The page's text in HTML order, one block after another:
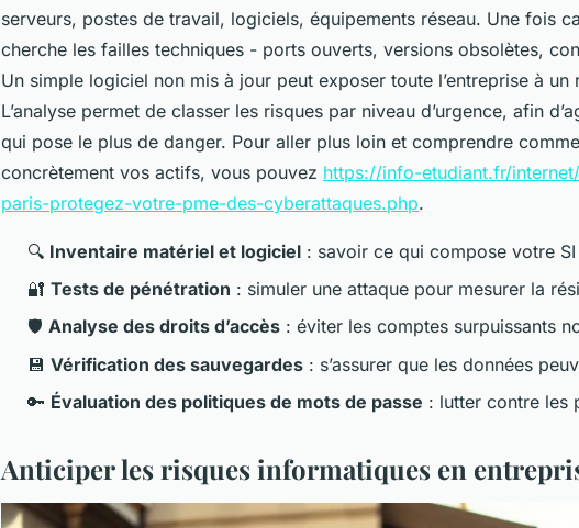
serveurs, postes de travail, logiciels, équipements réseau. Une fois
cherche les failles techniques - ports ouverts, versions obsolètes,
Un simple logiciel non mis à jour peut exposer toute l’entreprise à un
L’analyse permet de classer les risques par niveau d’urgence, afin
qui pose le plus de danger. Pour aller plus loin et comprendre
concrètement vos actifs, vous pouvez https://info-etudiant.fr/
paris-protegez-votre-pme-des-cyberattaques.php.
🔍 Inventaire matériel et logiciel : savoir ce qui compose votre SI
🔐 Tests de pénétration : simuler une attaque pour mesurer la
🛡️ Analyse des droits d’accès : éviter les comptes surpuissants
💾 Vérification des sauvegardes : s’assurer que les données
🔑 Évaluation des politiques de mots de passe : lutter contre les
Anticiper les risques informatiques en